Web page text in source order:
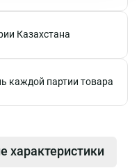
Казахстана
каждой партии товара
характеристики